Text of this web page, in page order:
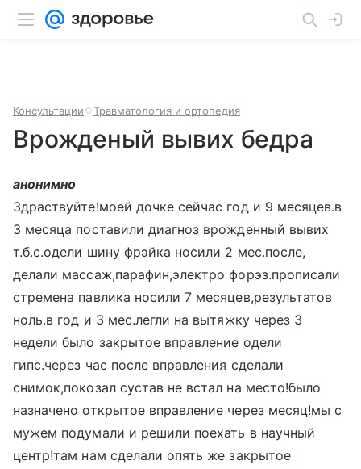
Консультации Травматология и ортопедия
Врожденый вывих бедра
анонимно
Здраствуйте!моей дочке сейчас год и 9 месяцев.в
3 месяца поставили диагноз врожденный вывих
т.б.с.одели шину фрэйка носили 2 мес.после,
делали массаж,парафин,электро форэз.прописали
стремена павлика носили 7 месяцев,результатов
ноль.в год и 3 мес.легли на вытяжку через 3
недели было закрытое вправление одели
гипс.через час после вправления сделали
снимок,покозал сустав не встал на место!было
назначено открытое вправление через месяц!мы с
мужем подумали и решили поехать в научный
центр!там нам сделали опять же закрытое